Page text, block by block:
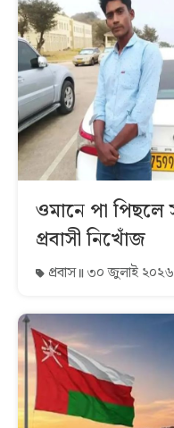
ওমানে পা পিছলে
প্রবাসী নিখোঁজ
প্রবাস ৩০ জুলাই